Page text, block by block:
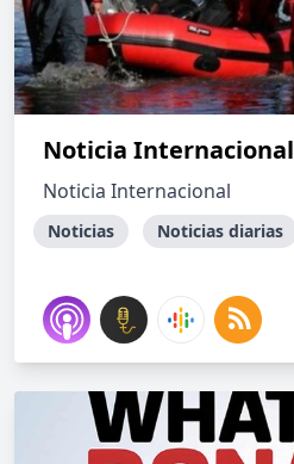
Noticia Internacional
Noticia Internacional
Noticias Noticias diarias